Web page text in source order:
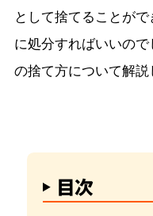
として捨てることが
に処分すればいいの
の捨て方について解説
目次